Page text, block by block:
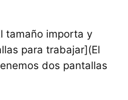
tamaño importa y
para trabajar](El
dos pantallas